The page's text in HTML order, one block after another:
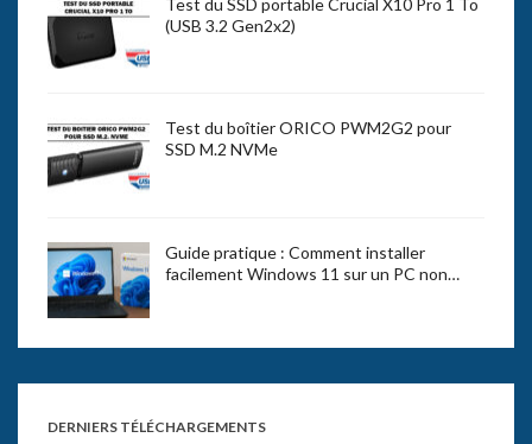
(USB 3.2 Gen2x2)
Test du boîtier ORICO PWM2G2 pour
SSD M.2 NVMe
Guide pratique : Comment installer
facilement Windows 11 sur un PC non…
DERNIERS TÉLÉCHARGEMENTS